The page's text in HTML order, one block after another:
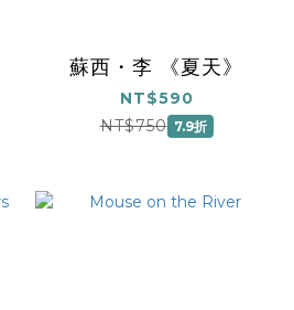
蘇西・李 《夏天》
NT$590
NT$750 7.9折